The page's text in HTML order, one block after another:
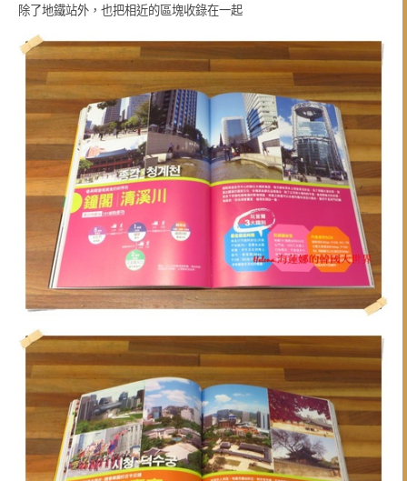
除了地鐵站外，也把相近的區塊收錄在一起